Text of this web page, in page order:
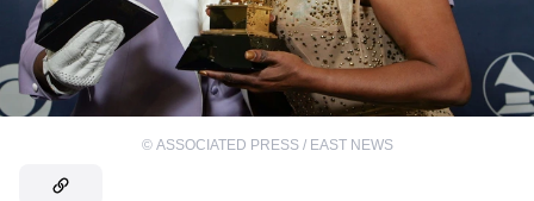
© ASSOCIATED PRESS / EAST NEWS